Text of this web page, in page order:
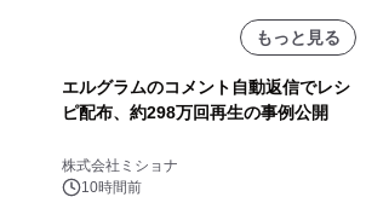
もっと見る
エルグラムのコメント自動返信でレシ
ピ配布、約298万回再生の事例公開
株式会社ミショナ
10時間前